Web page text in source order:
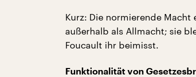
Kurz: Die normierende
außerhalb als Allmacht; sie
Foucault ihr beimisst.
Funktionalität von